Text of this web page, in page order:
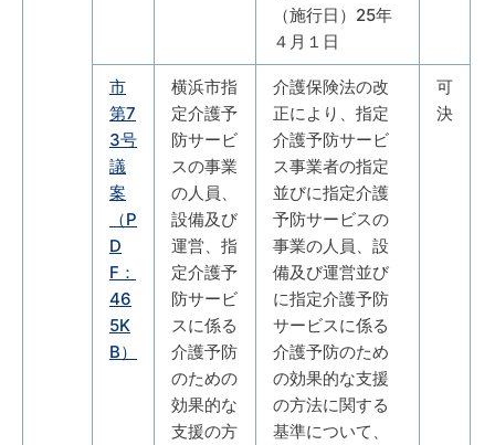
（施行日）25年
４月１日
市
第7
3号
議
案
（P
D
F：
46
5K
B）
横浜市指
定介護予
防サービ
スの事業
の人員、
設備及び
運営、指
定介護予
防サービ
スに係る
介護予防
のための
効果的な
支援の方
介護保険法の改
正により、指定
介護予防サービ
ス事業者の指定
並びに指定介護
予防サービスの
事業の人員、設
備及び運営並び
に指定介護予防
サービスに係る
介護予防のため
の効果的な支援
の方法に関する
基準について、
可
決